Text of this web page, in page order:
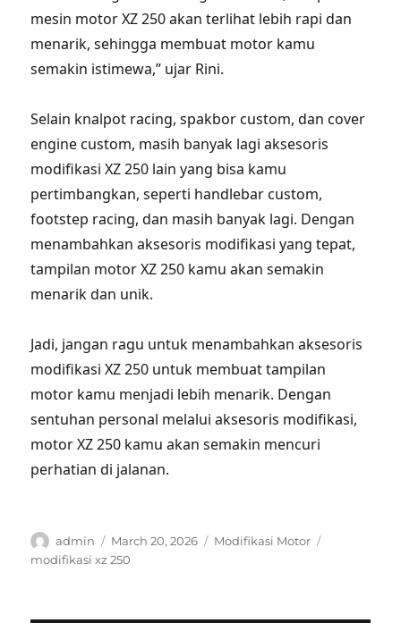
mesin motor XZ 250 akan terlihat lebih rapi dan
menarik, sehingga membuat motor kamu
semakin istimewa,” ujar Rini.
Selain knalpot racing, spakbor custom, dan cover
engine custom, masih banyak lagi aksesoris
modifikasi XZ 250 lain yang bisa kamu
pertimbangkan, seperti handlebar custom,
footstep racing, dan masih banyak lagi. Dengan
menambahkan aksesoris modifikasi yang tepat,
tampilan motor XZ 250 kamu akan semakin
menarik dan unik.
Jadi, jangan ragu untuk menambahkan aksesoris
modifikasi XZ 250 untuk membuat tampilan
motor kamu menjadi lebih menarik. Dengan
sentuhan personal melalui aksesoris modifikasi,
motor XZ 250 kamu akan semakin mencuri
perhatian di jalanan.
Author
admin
Posted
on
March 20, 2026 Categories
Modifikasi Motor
modifikasi xz 250